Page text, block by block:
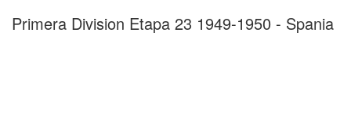
Primera Division Etapa 23 1949-1950 - Spania